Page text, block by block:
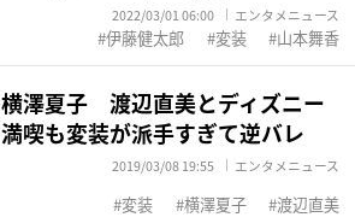
2022/03/01 06:00 エンタメニュース
伊藤健太郎 変装 山本舞香
横澤夏子 渡辺直美とディズニー
満喫も変装が派手すぎて逆バレ
2019/03/08 19:55 エンタメニュース
変装 横澤夏子 渡辺直美